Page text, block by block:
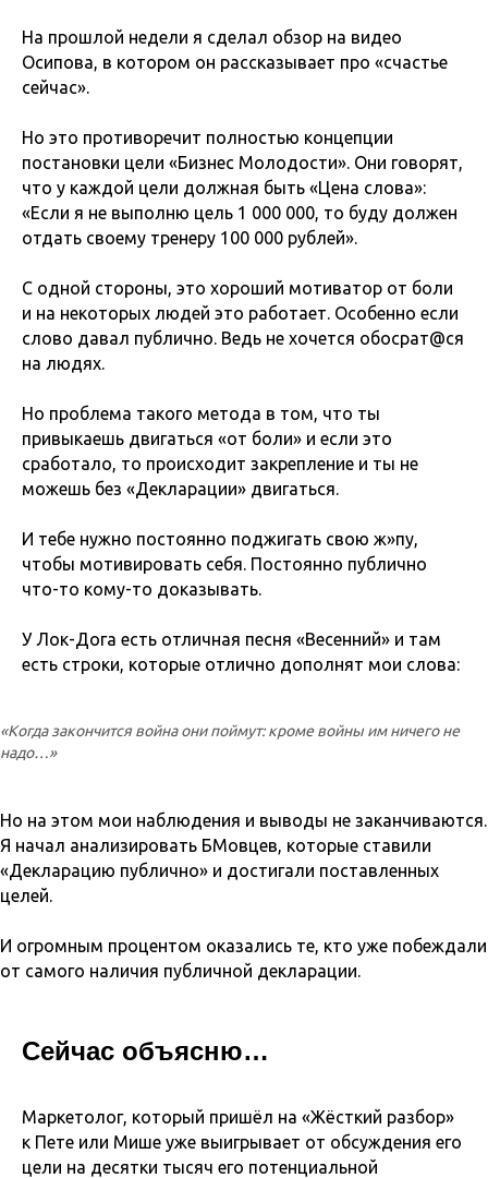
На прошлой недели я сделал обзор на видео
Осипова, в котором он рассказывает про «счастье
сейчас».
Но это противоречит полностью концепции
постановки цели «Бизнес Молодости». Они говорят,
что у каждой цели должная быть «Цена слова»:
«Если я не выполню цель 1 000 000, то буду должен
отдать своему тренеру 100 000 рублей».
С одной стороны, это хороший мотиватор от боли
и на некоторых людей это работает. Особенно если
слово давал публично. Ведь не хочется обосрат@ся
на людях.
Но проблема такого метода в том, что ты
привыкаешь двигаться «от боли» и если это
сработало, то происходит закрепление и ты не
можешь без «Декларации» двигаться.
И тебе нужно постоянно поджигать свою ж»пу,
чтобы мотивировать себя. Постоянно публично
что-то кому-то доказывать.
У Лок-Дога есть отличная песня «Весенний» и там
есть строки, которые отлично дополнят мои слова:
«Когда закончится война они поймут: кроме войны им ничего не
надо…»
Но на этом мои наблюдения и выводы не заканчиваются.
Я начал анализировать БМовцев, которые ставили
«Декларацию публично» и достигали поставленных
целей.
И огромным процентом оказались те, кто уже побеждали
от самого наличия публичной декларации.
Сейчас объясню…
Маркетолог, который пришёл на «Жёсткий разбор»
к Пете или Мише уже выигрывает от обсуждения его
цели на десятки тысяч его потенциальной